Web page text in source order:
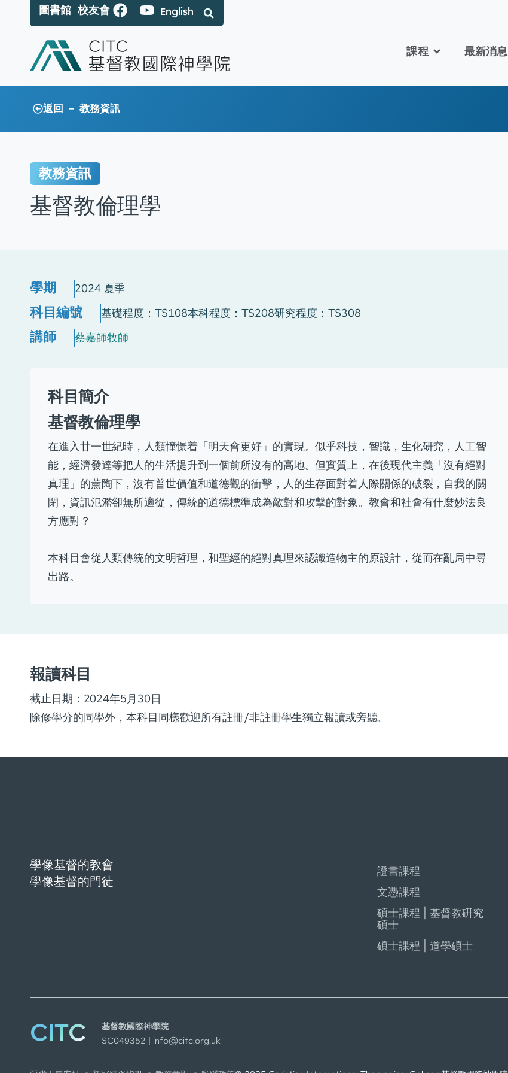
圖書館 校友會 English
課程 最新消息
返回 － 教務資訊
教務資訊
基督教倫理學
學期 2024 夏季
科目編號 基礎程度：TS108本科程度：TS208研究程度：TS308
講師 蔡嘉師牧師
科目簡介
基督教倫理學
在進入廿一世紀時，人類憧憬着「明天會更好」的實現。似乎科技，智識，生化研究，人工智
能，經濟發達等把人的生活提升到一個前所沒有的高地。但實質上，在後現代主義「沒有絕對
真理」的薰陶下，沒有普世價值和道德觀的衝擊，人的生存面對着人際關係的破裂，自我的關
閉，資訊氾濫卻無所適從，傳統的道德標準成為敵對和攻擊的對象。教會和社會有什麼妙法良
方應對？
本科目會從人類傳統的文明哲理，和聖經的絕對真理來認識造物主的原設計，從而在亂局中尋
出路。
報讀科目
截止日期：2024年5月30日
除修學分的同學外，本科目同樣歡迎所有註冊/非註冊學生獨立報讀或旁聽。
學像基督的教會
學像基督的門徒
證書課程
文憑課程
碩士課程 | 基督教硏究
碩士
碩士課程 | 道學碩士
CITC
基督教國際神學院
SC049352 | info@citc.org.uk